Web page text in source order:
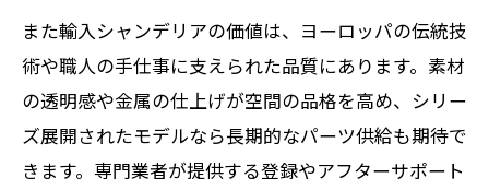
また輸入シャンデリアの価値は、ヨーロッパの伝統技
術や職人の手仕事に支えられた品質にあります。素材
の透明感や金属の仕上げが空間の品格を高め、シリー
ズ展開されたモデルなら長期的なパーツ供給も期待で
きます。専門業者が提供する登録やアフターサポート